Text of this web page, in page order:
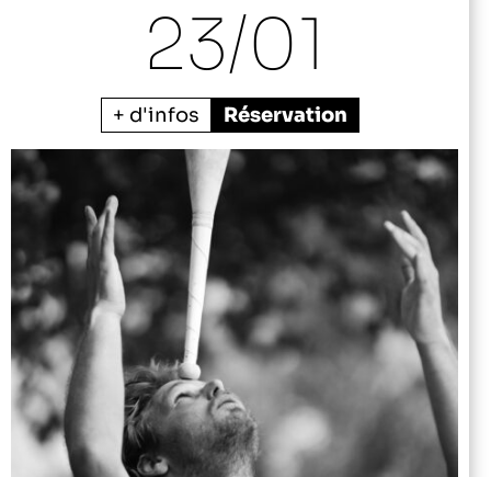
23/01
+ d'infos Réservation